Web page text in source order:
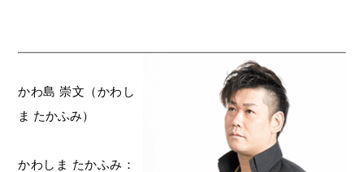
かわ島 崇文（かわし
ま たかふみ）
かわしま たかふみ：